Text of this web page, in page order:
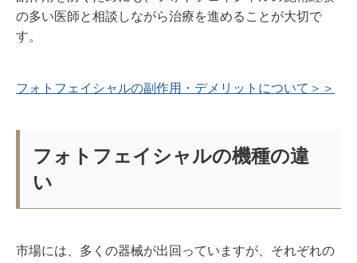
の多い医師と相談しながら治療を進めることが大切で
す。
フォトフェイシャルの副作用・デメリットについて＞＞
フォトフェイシャルの機種の違
い
市場には、多くの器械が出回っていますが、それぞれの